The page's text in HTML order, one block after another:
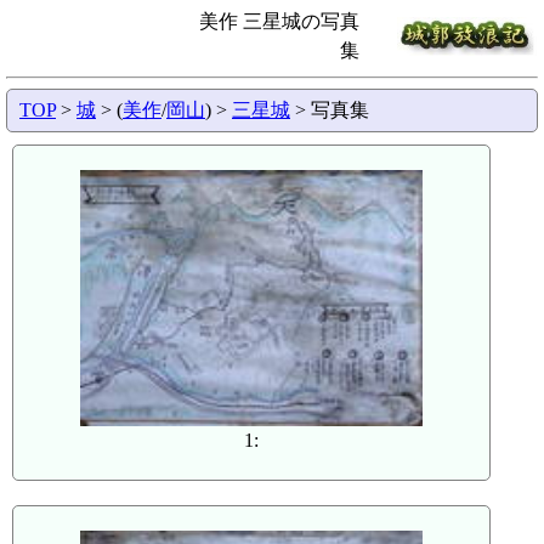
美作 三星城の写真
集
TOP> 城 > (美作/岡山) > 三星城 > 写真集
1: